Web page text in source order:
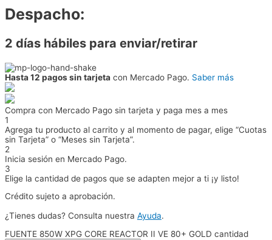
Despacho:
2 días hábiles para enviar/retirar
Hasta 12 pagos sin tarjeta con Mercado Pago. Saber más
Compra con Mercado Pago sin tarjeta y paga mes a mes
1
Agrega tu producto al carrito y al momento de pagar, elige “Cuotas
sin Tarjeta” o “Meses sin Tarjeta”.
2
Inicia sesión en Mercado Pago.
3
Elige la cantidad de pagos que se adapten mejor a ti ¡y listo!
Crédito sujeto a aprobación.
¿Tienes dudas? Consulta nuestra Ayuda.
FUENTE 850W XPG CORE REACTOR II VE 80+ GOLD cantidad